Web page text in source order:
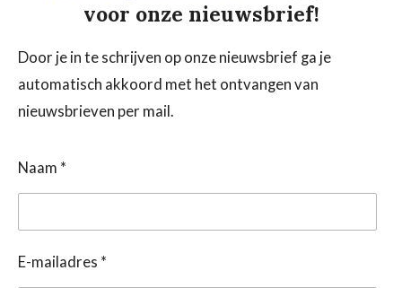
voor onze nieuwsbrief!
Door je in te schrijven op onze nieuwsbrief ga je
automatisch akkoord met het ontvangen van
nieuwsbrieven per mail.
Naam *
E-mailadres *